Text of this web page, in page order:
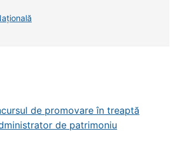
de promovare în treaptă
de patrimoniu